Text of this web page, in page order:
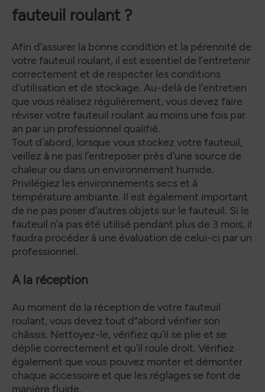
fauteuil roulant ?
Afin d’assurer la bonne condition et la pérennité de
votre fauteuil roulant, il est essentiel de l’entretenir
correctement et de respecter les conditions
d’utilisation et de stockage. Au-delà de l’entretien
que vous réalisez régulièrement, vous devez faire
réviser votre fauteuil roulant au moins une fois par
an par un professionnel qualifié.
Tout d’abord, lorsque vous stockez votre fauteuil,
veillez à ne pas l’entreposer près d’une source de
chaleur ou dans un environnement humide.
Privilégiez les environnements secs et à
température ambiante. Il est également important
de ne pas poser d’autres objets sur le fauteuil. Si le
fauteuil n’a pas été utilisé pendant plus de 3 mois, il
faudra procéder à une évaluation de celui-ci par un
professionnel.
A la réception
Au moment de la réception de votre fauteuil
roulant, vous devez tout d”abord vérifier son
châssis. Nettoyez-le, vérifiez qu’il se plie et se
déplie correctement et qu’il roule droit. Vérifiez
également que vous pouvez monter et démonter
chaque accessoire et que les réglages se font de
manière fluide.